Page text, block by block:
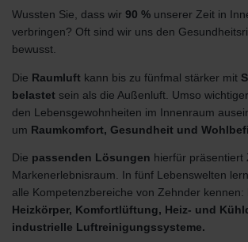
Wussten Sie, dass wir 90 % unserer Zeit in
verbringen? Oft sind wir uns den
bewusst.
Die Raumluft kann bis zu fünfmal stärker mit
belastet sein als die Außenluft. Umso
den Lebensgewohnheiten im Innenraum
um Raumkomfort, Gesundheit und
Die passenden Lösungen hierfür präsentiert
Markenerlebnisraum. In fünf Lebenswelten
alle Kompetenzbereiche von Zehnder kennen:
Heizkörper, Komfortlüftung, Heiz- und
industrielle Luftreinigungssysteme.